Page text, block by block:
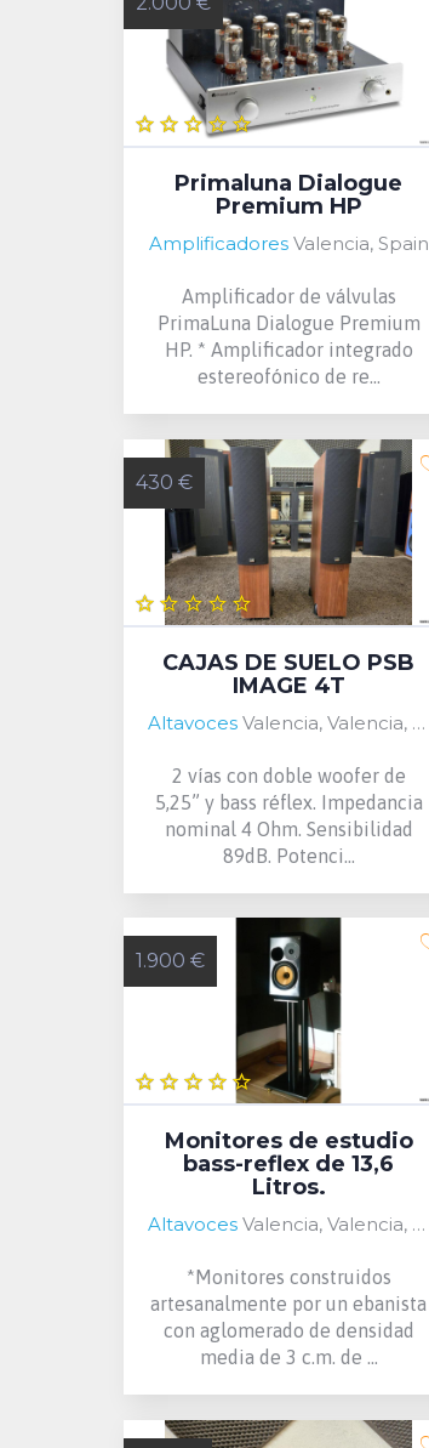
Primaluna Dialogue
Premium HP
Amplificadores Valencia, Spain
Amplificador de válvulas
PrimaLuna Dialogue Premium
HP. * Amplificador integrado
estereofónico de re...
430 €
CAJAS DE SUELO PSB
IMAGE 4T
Altavoces Valencia, Valencia, Spain
2 vías con doble woofer de
5,25” y bass réflex. Impedancia
nominal 4 Ohm. Sensibilidad
89dB. Potenci...
1.900 €
Monitores de estudio
bass-reflex de 13,6
Litros.
Altavoces Valencia, Valencia, Spain
*Monitores construidos
artesanalmente por un ebanista
con aglomerado de densidad
media de 3 c.m. de ...